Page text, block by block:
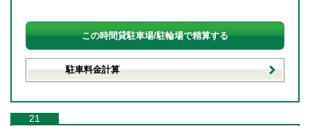
この時間貸駐車場/駐輪場で精算する
駐車料金計算
21